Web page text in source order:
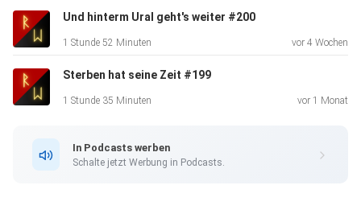
Und hinterm Ural geht's weiter #200
1 Stunde 52 Minuten vor 4 Wochen
Sterben hat seine Zeit #199
1 Stunde 35 Minuten vor 1 Monat
In Podcasts werben
Schalte jetzt Werbung in Podcasts.